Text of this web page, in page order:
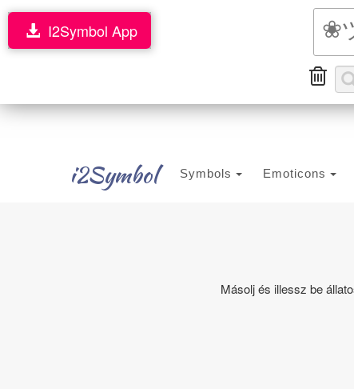
i2Symbol Symbols Emoticons
I2Symbol App
Másolj és illessz be